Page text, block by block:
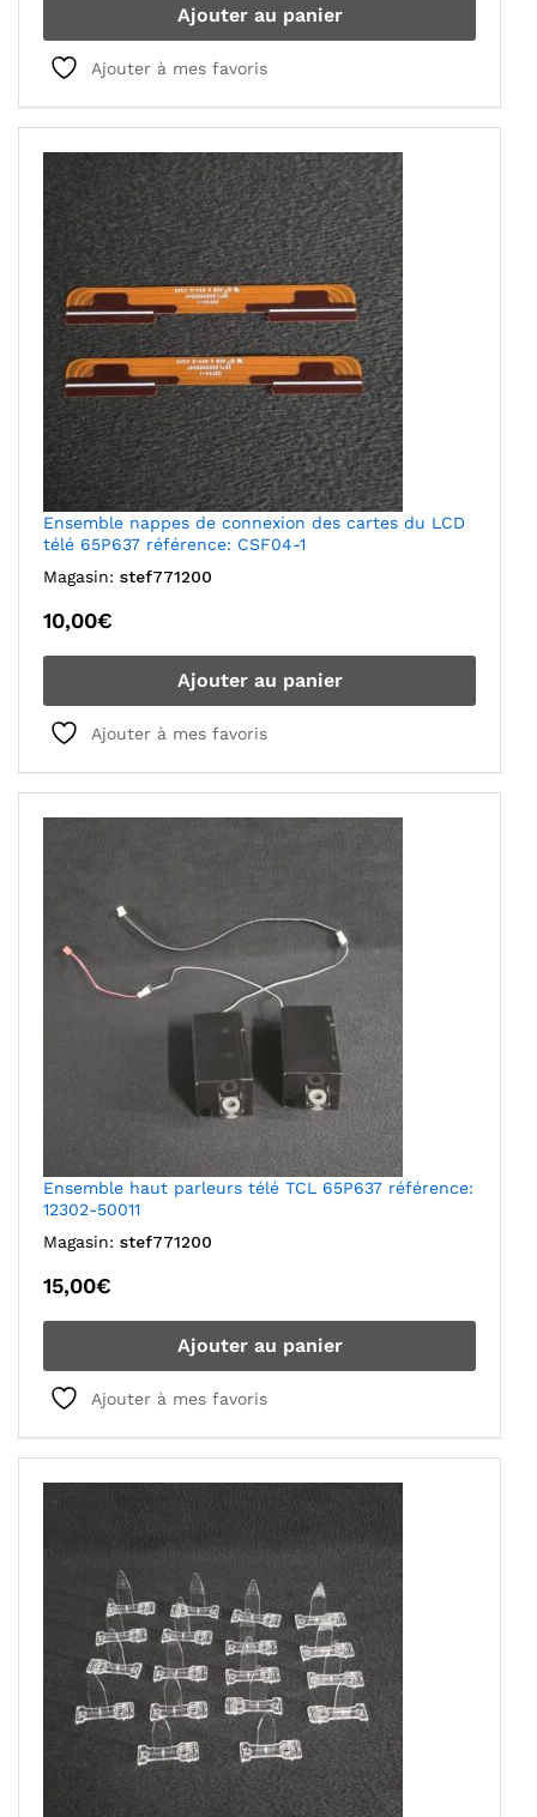
Ajouter au panier
Ajouter à mes favoris
Ensemble nappes de connexion des cartes du LCD
télé 65P637 référence: CSF04-1
Magasin: stef771200
10,00€
Ajouter au panier
Ajouter à mes favoris
Ensemble haut parleurs télé TCL 65P637 référence:
12302-50011
Magasin: stef771200
15,00€
Ajouter au panier
Ajouter à mes favoris